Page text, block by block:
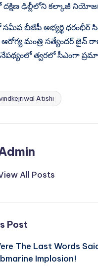
ఢిల్లీలోని కల్కాజీ
బీజేపీ అభ్యర్థి ధరంభీర్
మంత్రి సత్యేందర్ జైన్
త్వరలో సీఎంగా
Atishi
All Posts
Post
The Last Words
Implosion!